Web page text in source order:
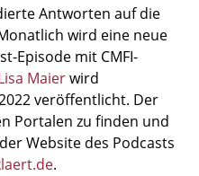
Antworten auf die
wird eine neue
Episode mit CMFI-
Maierwird
veröffentlicht. Der
Portalen zu finden und
Website des Podcasts
.